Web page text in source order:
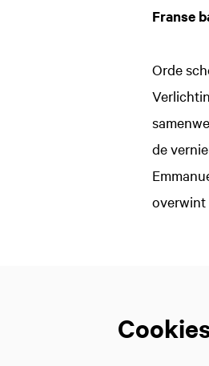
Franse
Orde
de
overwint